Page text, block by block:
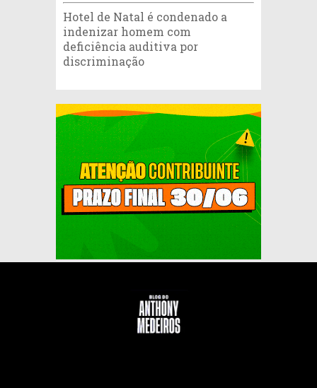
Hotel de Natal é condenado a
indenizar homem com
deficiência auditiva por
discriminação